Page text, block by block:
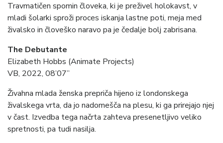
Travmatičen spomin človeka, ki je preživel holokavst, v
mladi šolarki sproži proces iskanja lastne poti, meja med
živalsko in človeško naravo pa je čedalje bolj zabrisana.
The Debutante
Elizabeth Hobbs (Animate Projects)
VB, 2022, 08’07”
Živahna mlada ženska prepriča hijeno iz londonskega
živalskega vrta, da jo nadomešča na plesu, ki ga prirejajo njej
v čast. Izvedba tega načrta zahteva presenetljivo veliko
spretnosti, pa tudi nasilja.